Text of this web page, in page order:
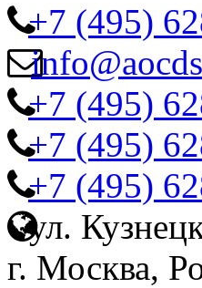
+7 (495)
+7 (495)
+7 (495)
+7 (495)
ул.
г. Москва,